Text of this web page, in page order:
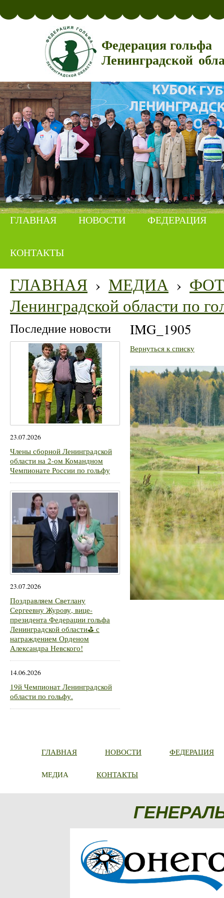
Федерация гольфа
Ленинградской
ГЛАВНАЯ НОВОСТИ ФЕДЕРАЦИЯ
КОНТАКТЫ
ГЛАВНАЯ › МЕДИА ›
Ленинградской области по
Последние новости
23.07.2026
Члены сборной Ленинградской
области на 2-ом Командном
Чемпионате России по гольфу
23.07.2026
Поздравляем Светлану
Сергеевну Журову, вице-
президента Федерации гольфа
Ленинградской области⛳ с
награждением Орденом
Александра Невского!
14.06.2026
19й Чемпионат Ленинградской
области по гольфу.
IMG_1905
Вернуться к списку
ГЛАВНАЯ НОВОСТИ ФЕДЕРАЦИЯ
МЕДИА КОНТАКТЫ